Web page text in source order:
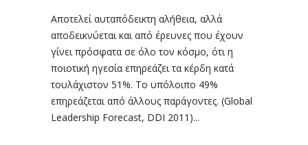
Αποτελεί αυταπόδεικτη αλήθεια, αλλά
αποδεικνύεται και από έρευνες που έχουν
γίνει πρόσφατα σε όλο τον κόσμο, ότι η
ποιοτική ηγεσία επηρεάζει τα κέρδη κατά
τουλάχιστον 51%. Το υπόλοιπο 49%
επηρεάζεται από άλλους παράγοντες. (Global
Leadership Forecast, DDI 2011)...